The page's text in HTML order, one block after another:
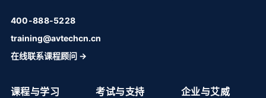
400-888-5228
training@avtechcn.cn
在线联系课程顾问 →
课程与学习 考试与支持 企业与艾威